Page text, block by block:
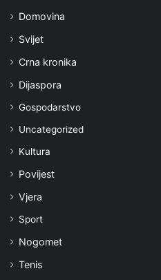
Domovina
Svijet
Crna kronika
Dijaspora
Gospodarstvo
Uncategorized
Kultura
Povijest
Vjera
Sport
Nogomet
Tenis